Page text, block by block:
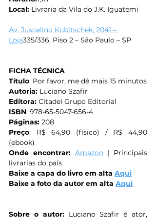
Local: Livraria da Vila do J.K. Iguatemi
Av. Juscelino Kubitschek, 2041 –
Loja335/336, Piso 2 – São Paulo – SP
FICHA TÉCNICA
Título: Por favor, me dê mais 15 minutos
Autoria: Luciano Szafir
Editora: Citadel Grupo Editorial
ISBN: 978-65-5047-656-4
Páginas: 208
Preço: R$ 64,90 (físico) / R$ 44,90
(ebook)
Onde encontrar: Amazon | Principais
livrarias do país
Baixe a capa do livro em alta Aqui
Baixe a foto da autor em alta Aqui
Sobre o autor: Luciano Szafir é ator,